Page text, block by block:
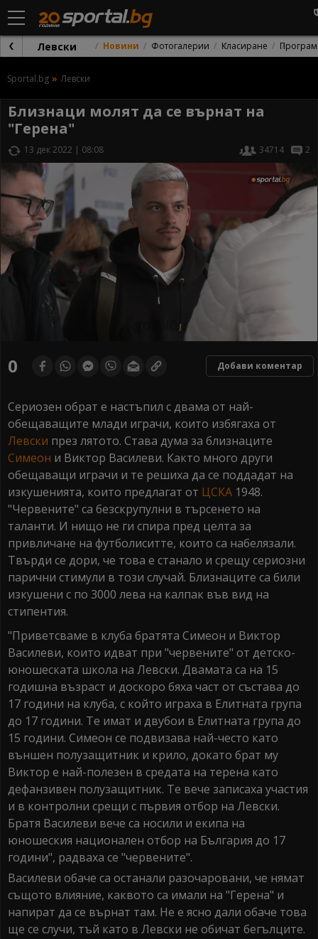
Левски Новини Фотогалерии Класиране
Sportal.bg Левски
Близнаци молят да се върнат на
"Герена"
13 дек 2022 | 08:08 34714 2
of0 Добави коментар
Сериозен обрат е настъпил с двама от най-
обещаващите млади играчи, които избягаха от
Левски през лятото. Става дума за близнаците
Симеон и Виктор Василеви. Както много други
обещаващи играчи и те решиха да се поддадат на
изкушенията, които предлагат от ЦСКА 1948.
"Червените" са безскрупулни в търсенето на
таланти. И нищо не ги спира пред целта за
привличане на футболиситте, които са набелязали.
Твърди се дори, че това е станало и срещу сериозни
парични стимули в този случай. Близнаците са били
изкушени с по 3000 лева на калпак във вид на
стипентия.
"Приветсваме в клуба братята Симеон и Виктор
Василеви, които идват при "червените" от детско-
юношеската школа на Левски. Двамата са на 15
годишна възраст и доскоро бяха част от състава до
17 години на клуба, с който играха в Елитната група
до 17 години. Те имат и двубои в Елитната група до
15 години. Симеон се подвизава най-често като
външен полузащитник и крило, докато брат му
Виктор е най-полезен в средата на терена като
дефанзивен полузащитник. Те вече записаха участия
и в контролни срещи с първия отбор на Левски.
Братя Василеви вече са носили и екипа на
юношеския национален отбор на България до 17
години", радваха се "червените".
Василеви обаче са останали разочаровани, че нямат
същото влияние, каквото са имали на "Герена" и
напират да се върнат там. Не е ясно дали обаче това
ще се случи, тъй като в Левски не обичат бегълците.